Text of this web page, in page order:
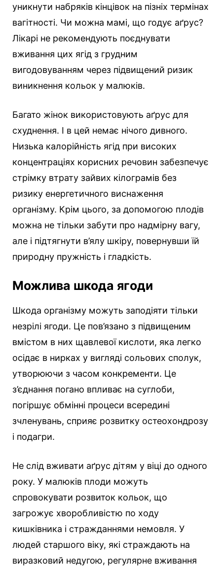
уникнути набряків кінцівок на пізніх термінах
вагітності. Чи можна мамі, що годує аґрус?
Лікарі не рекомендують поєднувати
вживання цих ягід з грудним
вигодовуванням через підвищений ризик
виникнення кольок у малюків.
Багато жінок використовують аґрус для
схуднення. І в цей немає нічого дивного.
Низька калорійність ягід при високих
концентраціях корисних речовин забезпечує
стрімку втрату зайвих кілограмів без
ризику енергетичного виснаження
організму. Крім цього, за допомогою плодів
можна не тільки забути про надмірну вагу,
але і підтягнути в’ялу шкіру, повернувши їй
природну пружність і гладкість.
Можлива шкода ягоди
Шкода організму можуть заподіяти тільки
незрілі ягоди. Це пов’язано з підвищеним
вмістом в них щавлевої кислоти, яка легко
осідає в нирках у вигляді сольових сполук,
утворюючи з часом конкременти. Це
з’єднання погано впливає на суглоби,
погіршує обмінні процеси всередині
зчленувань, сприяє розвитку остеохондрозу
і подагри.
Не слід вживати аґрус дітям у віці до одного
року. У малюків плоди можуть
спровокувати розвиток кольок, що
загрожує хворобливістю по ходу
кишківника і стражданнями немовля. У
людей старшого віку, які страждають на
виразковий недугою, регулярне вживання